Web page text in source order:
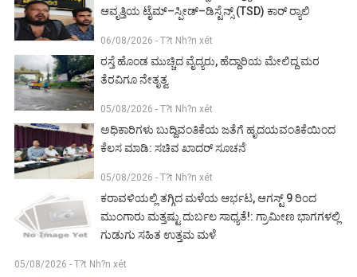
ಆವೃತ್ತಿಯ ಟೈಮ್–ಸ್ಪೀಡ್–ಡಿಸ್ಟೆನ್ಸ್ (TSD) ಕಾರ್ ರ‍್ಯಾಲಿ
06/08/2026 - T?t Nh?n xét
ರಸ್ತೆ ಹೊಂಡ ಮುಚ್ಚಿದ ವೈದ್ಯರು, ಹೆದ್ದಾರಿಯ ಮೇಲಿದ್ದ ಮರ
ತೆರವಿಗೂ ನೇತೃತ್ವ
05/08/2026 - T?t Nh?n xét
ಅಧಿಕಾರಿಗಳು ಬುದ್ದಿವಂತಿಕೆಯ ಜತೆಗೆ ಹೃದಯವಂತಿಕೆಯಿಂದ
ಕೆಲಸ ಮಾಡಿ: ಸಚಿವ ಖಾದರ್ ಸೂಚನೆ
05/08/2026 - T?t Nh?n xét
ಕರಾವಳಿಯಲ್ಲಿ ತಗ್ಗಿದ ಮಳೆಯ ಆರ್ಭಟ, ಆಗಸ್ಟ್ 9 ರಿಂದ
ಮುಂಗಾರು ಮತ್ತಷ್ಟು ದುರ್ಬಲ ಸಾಧ್ಯತೆ!: ಗ್ರಾಮೀಣ ಭಾಗಗಳಲ್ಲಿ
ಗುಡುಗು ಸಹಿತ ಉತ್ತಮ ಮಳೆ
05/08/2026 - T?t Nh?n xét